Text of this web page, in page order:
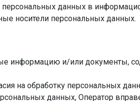
данных в
носители персональных данных.
информацию и/или документы,
на обработку персональных
данных, Оператор